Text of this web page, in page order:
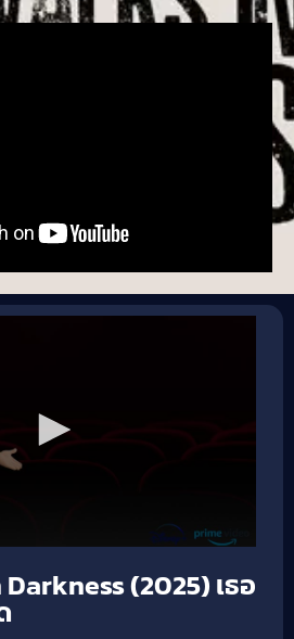
(2025) เธอ